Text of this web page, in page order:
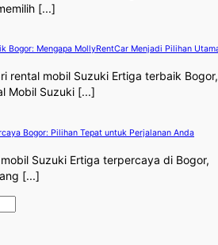
[...]
Bogor: Mengapa MollyRentCar Menjadi Pilihan
rental mobil Suzuki Ertiga terbaik Bogor,
Mobil Suzuki [...]
Bogor: Pilihan Tepat untuk Perjalanan Anda
Suzuki Ertiga terpercaya di Bogor,
[...]